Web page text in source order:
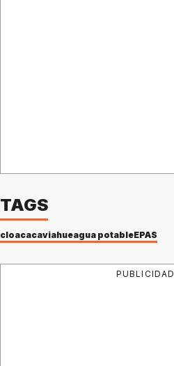
TAGS
cloacacaviahueagua potableEPAS
PUBLICIDAD